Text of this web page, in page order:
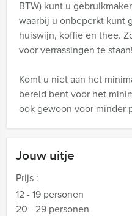
Jouw uitje
Prijs :
12 - 19 personen
20 - 29 personen
BTW) kunt u
waarbij u onbeperkt kunt
huiswijn, koffie en thee.
voor verrassingen te staan!
Komt u niet aan het
bereid bent voor het
ook gewoon voor minder